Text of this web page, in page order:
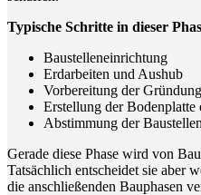
Typische Schritte in dieser
Baustelleneinrichtung
Erdarbeiten und Aushub
Vorbereitung der Gründung
Erstellung der Bodenplatte
Abstimmung der
Gerade diese Phase wird von
Tatsächlich entscheidet sie aber
die anschließenden Bauphasen